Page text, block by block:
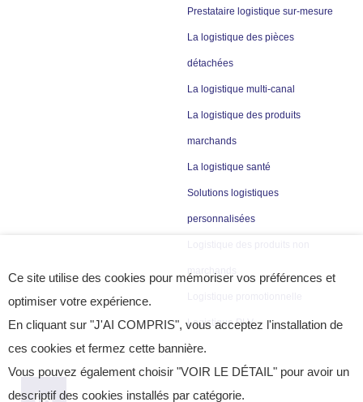
Prestataire logistique sur-mesure
La logistique des pièces
détachées
La logistique multi-canal
La logistique des produits
marchands
La logistique santé
Solutions logistiques
personnalisées
Logistique PLV
Ce site utilise des cookies pour mémoriser vos préférences et
optimiser votre expérience.
En cliquant sur "J'AI COMPRIS", vous acceptez l'installation de
ces cookies et fermez cette bannière.
Vous pouvez également choisir "VOIR LE DÉTAIL" pour avoir un
descriptif des cookies installés par catégorie.